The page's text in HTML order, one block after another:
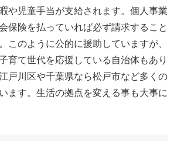
や児童手当が支給されます。個人事業
保険を払っていれば必ず請求すること
このように公的に援助していますが、
育て世代を応援している自治体もあり
戸川区や千葉県なら松戸市など多くの
ます。生活の拠点を変える事も大事に